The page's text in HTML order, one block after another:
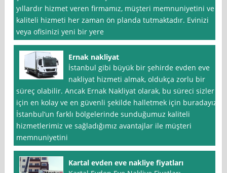
yıllardır hizmet veren firmamız, müşteri memnuniyetini ve
kaliteli hizmeti her zaman ön planda tutmaktadır. Evinizi
veya ofisinizi yeni bir yere
Ernak nakliyat
İstanbul gibi büyük bir şehirde evden eve
nakliyat hizmeti almak, oldukça zorlu bir
süreç olabilir. Ancak Ernak Nakliyat olarak, bu süreci sizler
için en kolay ve en güvenli şekilde halletmek için buradayız.
İstanbul’un farklı bölgelerinde sunduğumuz kaliteli
hizmetlerimiz ve sağladığımız avantajlar ile müşteri
memnuniyetini
Kartal evden eve nakliye fiyatları